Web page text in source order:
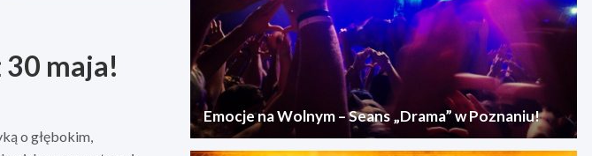
maja!
o głębokim,
Emocje na Wolnym – Seans „Drama” w Poznaniu!